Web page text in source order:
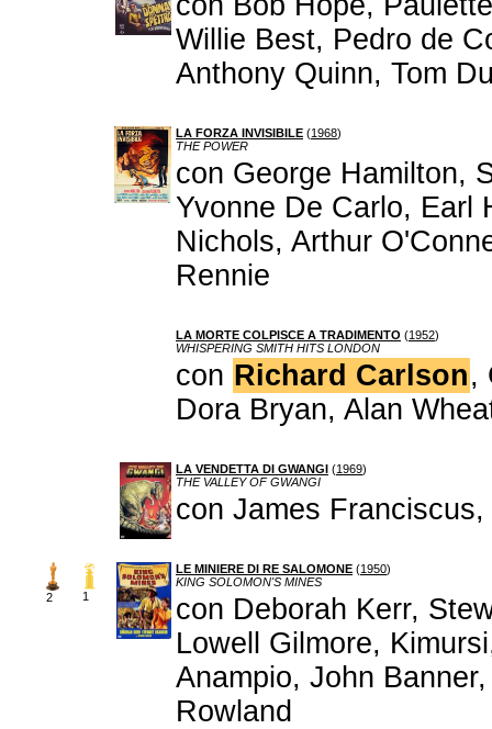
Willie Best, Pedro de
Anthony Quinn, Tom
LA FORZA INVISIBILE (1968)
THE POWER
con George Hamilton,
Yvonne De Carlo, Earl
Nichols, Arthur
Rennie
LA MORTE COLPISCE A TRADIMENTO (1952)
WHISPERING SMITH HITS LONDON
con Richard Carlson,
Dora Bryan, Alan
LA VENDETTA DI GWANGI (1969)
THE VALLEY OF GWANGI
con James
2 1
LE MINIERE DI RE SALOMONE (1950)
KING SOLOMON'S MINES
con Deborah Kerr,
Lowell Gilmore,
Anampio, John
Rowland